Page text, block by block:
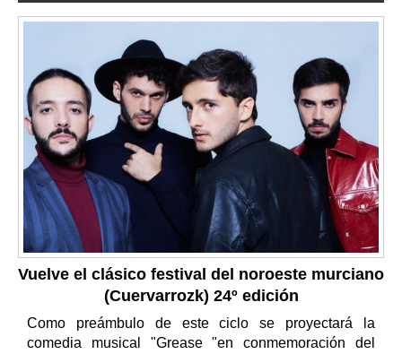
Vuelve el clásico festival del noroeste murciano
(Cuervarrozk) 24º edición
Como preámbulo de este ciclo se proyectará la
comedia musical "Grease "en conmemoración del